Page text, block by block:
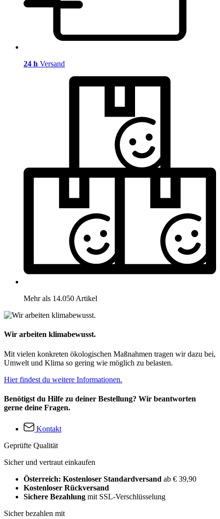
24 h Versand
Mehr als 14.050 Artikel
Wir arbeiten klimabewusst.
Mit vielen konkreten ökologischen Maßnahmen tragen wir dazu bei,
Umwelt und Klima so gering wie möglich zu belasten.
Hier findest du weitere Informationen.
Benötigst du Hilfe zu deiner Bestellung? Wir beantworten
gerne deine Fragen.
Kontakt
Geprüfte Qualität
Sicher und vertraut einkaufen
Österreich: Kostenloser Standardversand ab € 39,90
Kostenloser Rückversand
Sichere Bezahlung mit SSL-Verschlüsselung
Sicher bezahlen mit